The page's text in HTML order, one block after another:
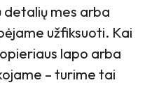
detalių mes arba
užfiksuoti. Kai
lapo arba
– turime tai